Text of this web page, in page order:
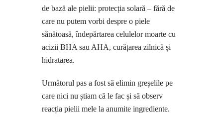
de bază ale pielii: protecția solară – fără de
care nu putem vorbi despre o piele
sănătoasă, îndepărtarea celulelor moarte cu
acizii BHA sau AHA, curățarea zilnică și
hidratarea.
Următorul pas a fost să elimin greșelile pe
care nici nu știam că le fac și să observ
reacția pielii mele la anumite ingrediente.